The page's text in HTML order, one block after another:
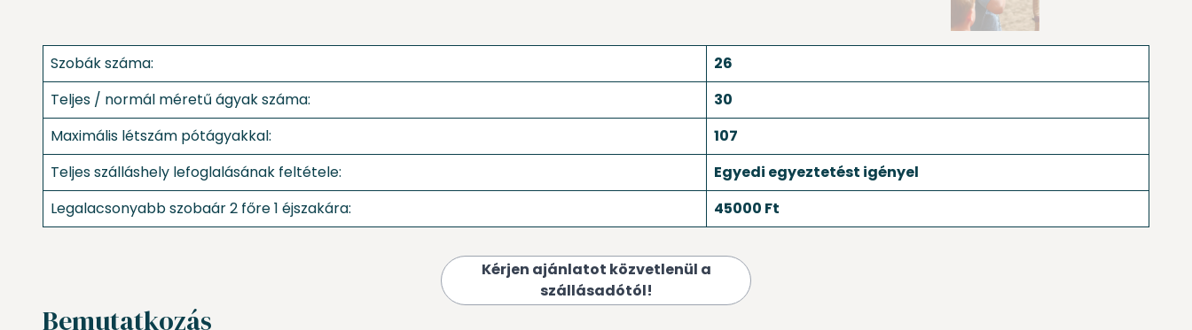
Szobák száma:
26
Teljes / normál méretű ágyak száma:
30
Maximális létszám pótágyakkal:
107
Teljes szálláshely lefoglalásának feltétele:
Egyedi egyeztetést igényel
Legalacsonyabb szobaár 2 főre 1 éjszakára:
45000 Ft
Kérjen ajánlatot közvetlenül a
szállásadótól!
Bemutatkozás